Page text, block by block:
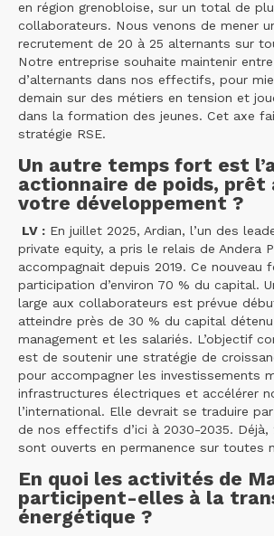
en région grenobloise, sur un total de
collaborateurs. Nous venons de mener
recrutement de 20 à 25 alternants sur
Notre entreprise souhaite maintenir
d’alternants dans nos effectifs, pour
demain sur des métiers en tension et
dans la formation des jeunes. Cet axe
stratégie RSE.
Un autre temps fort est
actionnaire de poids, prêt
votre développement ?
LV : En juillet 2025, Ardian, l’un des
private equity, a pris le relais de Andera
accompagnait depuis 2019. Ce nouveau
participation d’environ 70 % du capital.
large aux collaborateurs est prévue
atteindre près de 30 % du capital
management et les salariés. L’objectif
est de soutenir une stratégie de
pour accompagner les investissements
infrastructures électriques et accélérer
l’international. Elle devrait se traduire
de nos effectifs d’ici à 2030-2035.
sont ouverts en permanence sur toutes
En quoi les activités de
participent-elles à la
énergétique ?